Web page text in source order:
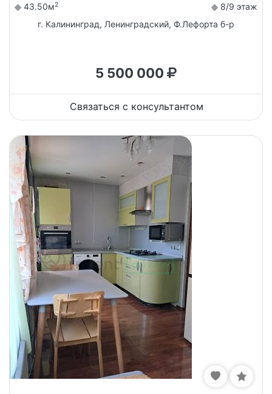
43.50м2
8/9 этаж
г. Калининград, Ленинградский, Ф.Лефорта б-р
5 500 000
Связаться с консультантом